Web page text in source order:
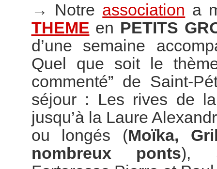
→ Notre association a
THEME en PETITS
d’une semaine
Quel que soit le
commenté” de Saint-
séjour : Les rives de
jusqu’à la Laure
ou longés (Moïka,
nombreux ponts),